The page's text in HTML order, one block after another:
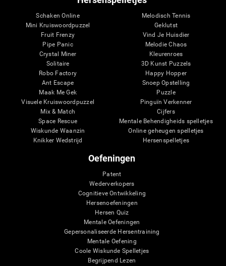
Schaken Online
Mini Kruiswoordpuzzel
Fruit Frenzy
Pipe Panic
Crystal Miner
Solitaire
Robo Factory
Ant Escape
Maak Me Gek
Visuele Kruiswoordpuzzel
Mix & Match
Space Rescue
Wiskunde Waanzin
Knikker Wedstrijd
Melodisch Tennis
Geklutst
Vind Je Huisdier
Melodie Chaos
Kleurenroes
3D Kunst Puzzels
Happy Hopper
Snoep Opstelling
Puzzle
Pinguïn Verkenner
Cijfers
Mentale Behendigheids spelletjes
Online geheugen spelletjes
Hersenspelletjes
Oefeningen
Patent
Wederverkopers
Cognitieve Ontwikkeling
Hersenoefeningen
Hersen Quiz
Mentale Oefeningen
Gepersonaliseerde Hersentraining
Mentale Oefening
Coole Wiskunde Spelletjes
Begrijpend Lezen